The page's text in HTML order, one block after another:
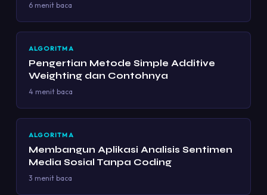
6 menit baca
ALGORITMA
Pengertian Metode Simple Additive
Weighting dan Contohnya
4 menit baca
ALGORITMA
Membangun Aplikasi Analisis Sentimen
Media Sosial Tanpa Coding
3 menit baca